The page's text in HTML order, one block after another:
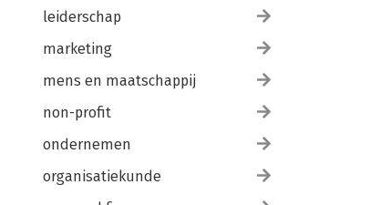
leiderschap
marketing
mens en maatschappij
non-profit
ondernemen
organisatiekunde